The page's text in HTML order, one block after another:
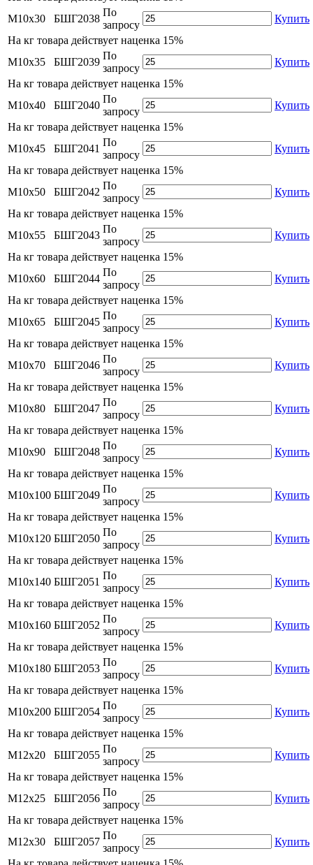
М10х30
БШГ2038
По
запросу
Купить
На кг товара действует наценка 15%
М10х35
БШГ2039
По
запросу
Купить
На кг товара действует наценка 15%
М10х40
БШГ2040
По
запросу
Купить
На кг товара действует наценка 15%
М10х45
БШГ2041
По
запросу
Купить
На кг товара действует наценка 15%
М10х50
БШГ2042
По
запросу
Купить
На кг товара действует наценка 15%
М10х55
БШГ2043
По
запросу
Купить
На кг товара действует наценка 15%
М10х60
БШГ2044
По
запросу
Купить
На кг товара действует наценка 15%
М10х65
БШГ2045
По
запросу
Купить
На кг товара действует наценка 15%
М10х70
БШГ2046
По
запросу
Купить
На кг товара действует наценка 15%
М10х80
БШГ2047
По
запросу
Купить
На кг товара действует наценка 15%
М10х90
БШГ2048
По
запросу
Купить
На кг товара действует наценка 15%
М10х100 БШГ2049
По
запросу
Купить
На кг товара действует наценка 15%
М10х120 БШГ2050
По
запросу
Купить
На кг товара действует наценка 15%
М10х140 БШГ2051
По
запросу
Купить
На кг товара действует наценка 15%
М10х160 БШГ2052
По
запросу
Купить
На кг товара действует наценка 15%
М10х180 БШГ2053
По
запросу
Купить
На кг товара действует наценка 15%
М10х200 БШГ2054
По
запросу
Купить
На кг товара действует наценка 15%
М12х20
БШГ2055
По
запросу
Купить
На кг товара действует наценка 15%
М12х25
БШГ2056
По
запросу
Купить
На кг товара действует наценка 15%
М12х30
БШГ2057
По
запросу
Купить